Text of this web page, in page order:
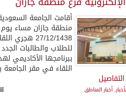
قلنديا ويعتقل 11 فلسطينياً بالضفة
النفط الخام بلغ 3.46 مليارات برميل عام 2025
يتسارع في الكونغو ويتجاوز
أقامت الجامعة
منطقة جازان مساء يوم
27/12/1438
للطلاب والطالبات
ببرنامجها الأكاديمي
اللقاء في مقر الجامعة
التفاصيل
,أخبار المناطق